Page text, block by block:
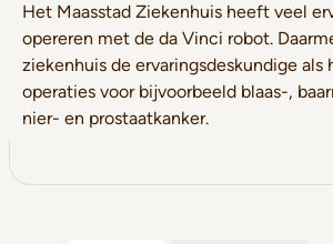
Het Maasstad Ziekenhuis heeft veel
opereren met de da Vinci robot.
ziekenhuis de ervaringsdeskundige als
operaties voor bijvoorbeeld blaas-,
nier- en prostaatkanker.